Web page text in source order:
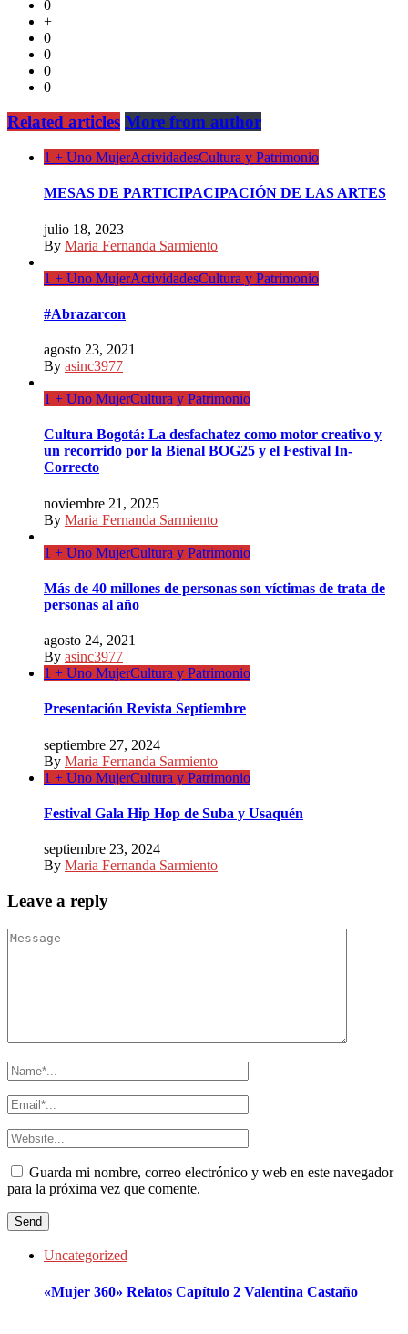
0
+
0
0
0
0
Related articles More from author
1 + Uno MujerActividadesCultura y Patrimonio
MESAS DE PARTICIPACIPACIÓN DE LAS ARTES
julio 18, 2023
By Maria Fernanda Sarmiento
1 + Uno MujerActividadesCultura y Patrimonio
#Abrazarcon
agosto 23, 2021
By asinc3977
1 + Uno MujerCultura y Patrimonio
Cultura Bogotá: La desfachatez como motor creativo y
un recorrido por la Bienal BOG25 y el Festival In-
Correcto
noviembre 21, 2025
By Maria Fernanda Sarmiento
1 + Uno MujerCultura y Patrimonio
Más de 40 millones de personas son víctimas de trata de
personas al año
agosto 24, 2021
By asinc3977
1 + Uno MujerCultura y Patrimonio
Presentación Revista Septiembre
septiembre 27, 2024
By Maria Fernanda Sarmiento
1 + Uno MujerCultura y Patrimonio
Festival Gala Hip Hop de Suba y Usaquén
septiembre 23, 2024
By Maria Fernanda Sarmiento
Leave a reply
Guarda mi nombre, correo electrónico y web en este navegador
para la próxima vez que comente.
Uncategorized
«Mujer 360» Relatos Capítulo 2 Valentina Castaño